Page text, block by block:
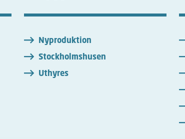
Nyproduktion
Stockholmshusen
Uthyres